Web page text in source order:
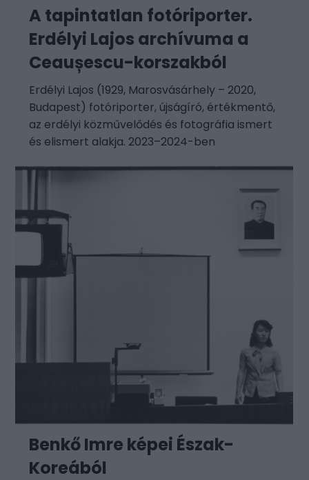
A tapintatlan fotóriporter.
Erdélyi Lajos archívuma a
Ceaușescu-korszakból
Erdélyi Lajos (1929, Marosvásárhely – 2020,
Budapest) fotóriporter, újságíró, értékmentő,
az erdélyi közművelődés és fotográfia ismert
és elismert alakja. 2023–2024-ben
Benkő Imre képei Észak-
Koreából